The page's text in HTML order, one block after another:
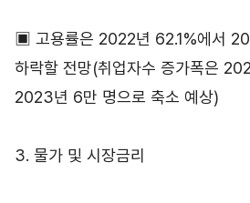
▣ 고용률은 2022년 62.1%에서
하락할 전망(취업자수 증가폭은
2023년 6만 명으로 축소 예상)
3. 물가 및 시장금리